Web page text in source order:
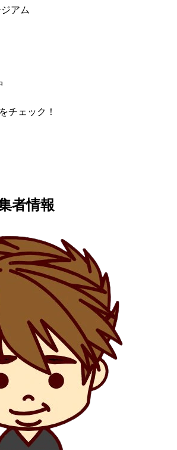
アム
チェック！
者情報